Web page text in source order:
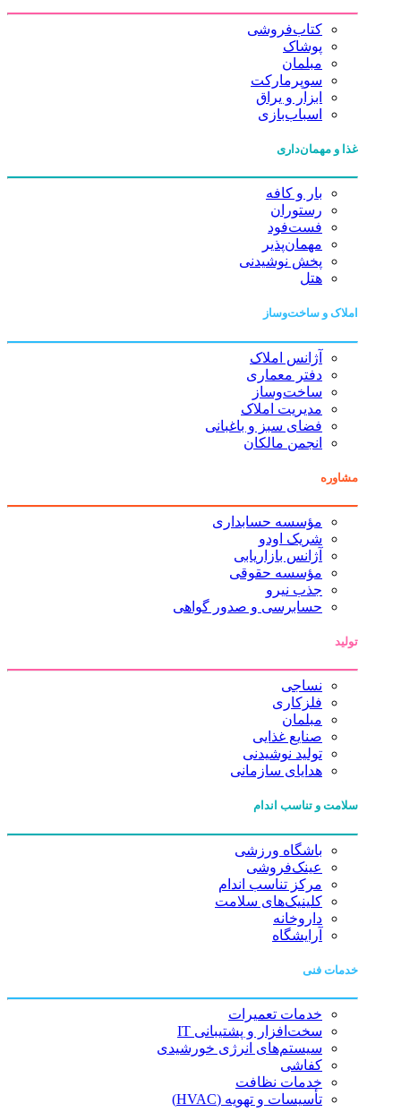
کتاب‌فروشی
پوشاک
مبلمان
سوپرمارکت
ابزار و یراق
اسباب‌بازی
غذا و مهمان‌داری
بار و کافه
رستوران
فست‌فود
مهمان‌پذیر
پخش نوشیدنی
هتل
املاک و ساخت‌وساز
آژانس املاک
دفتر معماری
ساخت‌وساز
مدیریت املاک
فضای سبز و باغبانی
انجمن مالکان
مشاوره
مؤسسه حسابداری
شریک اودو
آژانس بازاریابی
مؤسسه حقوقی
جذب نیرو
حسابرسی و صدور گواهی
تولید
نساجی
فلزکاری
مبلمان
صنایع غذایی
تولید نوشیدنی
هدایای سازمانی
سلامت و تناسب اندام
باشگاه ورزشی
عینک‌فروشی
مرکز تناسب اندام
کلینیک‌های سلامت
داروخانه
آرایشگاه
خدمات فنی
خدمات تعمیرات
سخت‌افزار و پشتیبانی IT
سیستم‌های انرژی خورشیدی
کفاشی
خدمات نظافت
تأسیسات و تهویه (HVAC)